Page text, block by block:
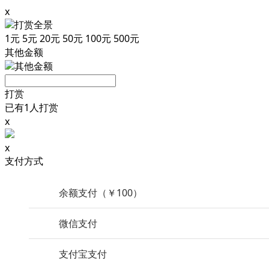
x
打赏全景
1元 5元 20元 50元 100元 500元
其他金额
其他金额
打赏
已有1人打赏
x
x
支付方式
余额支付（￥100）
微信支付
支付宝支付